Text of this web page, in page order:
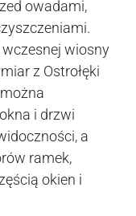
owadami,
wczesnej wiosny
z Ostrołęki
i drzwi
a
ramek,
okien i